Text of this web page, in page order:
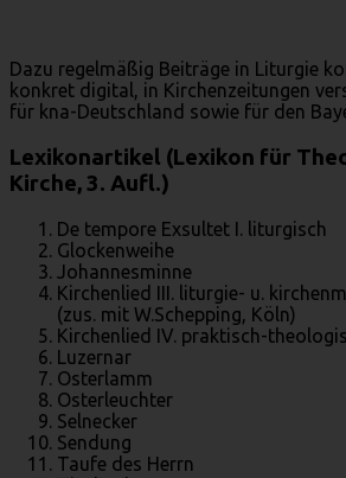
Dazu regelmäßig Beiträge in Liturgie
konkret digital, in Kirchenzeitungen
für kna-Deutschland sowie für den
Lexikonartikel (Lexikon für
Kirche, 3. Aufl.)
De tempore Exsultet I. liturgisch
Glockenweihe
Johannesminne
Kirchenlied III. liturgie- u.
(zus. mit W.Schepping, Köln)
Kirchenlied IV. praktisch-
Luzernar
Osterlamm
Osterleuchter
Selnecker
Sendung
Taufe des Herrn